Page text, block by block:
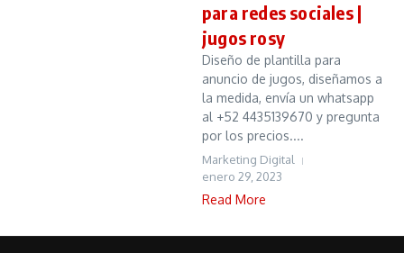
para redes sociales |
jugos rosy
Diseño de plantilla para
anuncio de jugos, diseñamos a
la medida, envía un whatsapp
al +52 4435139670 y pregunta
por los precios....
Marketing Digital
enero 29, 2023
Read More